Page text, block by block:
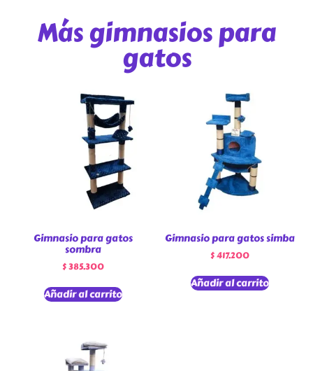
Más gimnasios para
gatos
Gimnasio para gatos
sombra
$385.300
Añadir al carrito
Gimnasio para gatos simba
$417.200
Añadir al carrito